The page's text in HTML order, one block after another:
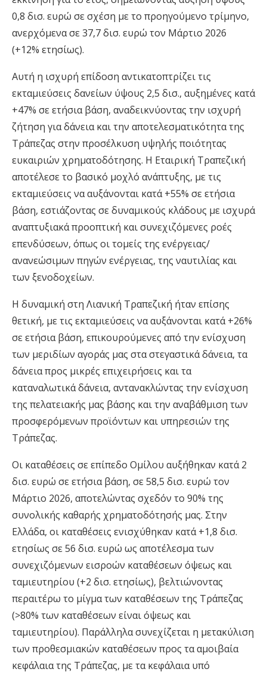
0,8 δισ. ευρώ σε σχέση με το προηγούμενο τρίμηνο,
ανερχόμενα σε 37,7 δισ. ευρώ τον Μάρτιο 2026
(+12% ετησίως).
Αυτή η ισχυρή επίδοση αντικατοπτρίζει τις
εκταμιεύσεις δανείων ύψους 2,5 δισ., αυξημένες κατά
+47% σε ετήσια βάση, αναδεικνύοντας την ισχυρή
ζήτηση για δάνεια και την αποτελεσματικότητα της
Τράπεζας στην προσέλκυση υψηλής ποιότητας
ευκαιριών χρηματοδότησης. Η Εταιρική Τραπεζική
αποτέλεσε το βασικό μοχλό ανάπτυξης, με τις
εκταμιεύσεις να αυξάνονται κατά +55% σε ετήσια
βάση, εστιάζοντας σε δυναμικούς κλάδους με ισχυρά
αναπτυξιακά προοπτική και συνεχιζόμενες ροές
επενδύσεων, όπως οι τομείς της ενέργειας/
ανανεώσιμων πηγών ενέργειας, της ναυτιλίας και
των ξενοδοχείων.
Η δυναμική στη Λιανική Τραπεζική ήταν επίσης
θετική, με τις εκταμιεύσεις να αυξάνονται κατά +26%
σε ετήσια βάση, επικουρούμενες από την ενίσχυση
των μεριδίων αγοράς μας στα στεγαστικά δάνεια, τα
δάνεια προς μικρές επιχειρήσεις και τα
καταναλωτικά δάνεια, αντανακλώντας την ενίσχυση
της πελατειακής μας βάσης και την αναβάθμιση των
προσφερόμενων προϊόντων και υπηρεσιών της
Τράπεζας.
Οι καταθέσεις σε επίπεδο Ομίλου αυξήθηκαν κατά 2
δισ. ευρώ σε ετήσια βάση, σε 58,5 δισ. ευρώ τον
Μάρτιο 2026, αποτελώντας σχεδόν το 90% της
συνολικής καθαρής χρηματοδότησής μας. Στην
Ελλάδα, οι καταθέσεις ενισχύθηκαν κατά +1,8 δισ.
ετησίως σε 56 δισ. ευρώ ως αποτέλεσμα των
συνεχιζόμενων εισροών καταθέσεων όψεως και
ταμιευτηρίου (+2 δισ. ετησίως), βελτιώνοντας
περαιτέρω το μίγμα των καταθέσεων της Τράπεζας
(>80% των καταθέσεων είναι όψεως και
ταμιευτηρίου). Παράλληλα συνεχίζεται η μετακύλιση
των προθεσμιακών καταθέσεων προς τα αμοιβαία
κεφάλαια της Τράπεζας, με τα κεφάλαια υπό